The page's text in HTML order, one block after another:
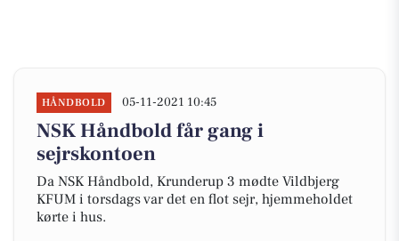
HÅNDBOLD 05-11-2021 10:45
NSK Håndbold får gang i
sejrskontoen
Da NSK Håndbold, Krunderup 3 mødte Vildbjerg
KFUM i torsdags var det en flot sejr, hjemmeholdet
kørte i hus.